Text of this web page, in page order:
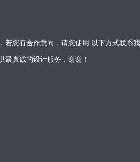
若您有合作意向，请您使用 以下方式联系我
最真诚的设计服务，谢谢！